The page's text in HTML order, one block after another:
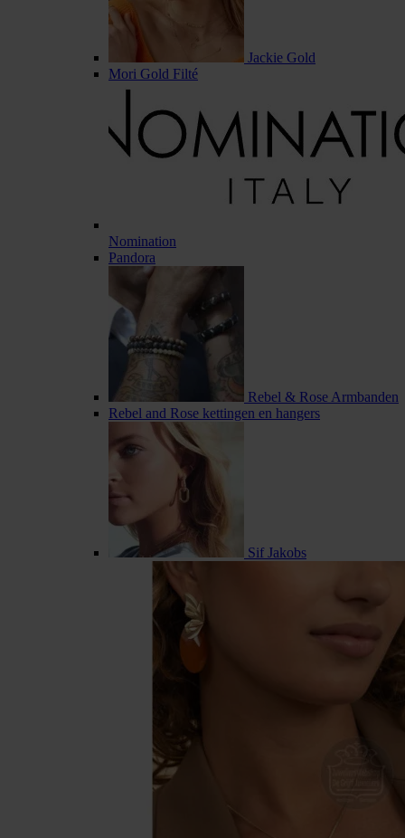
Jackie Gold
Mori Gold Filté
Nomination
Pandora
Rebel & Rose Armbanden
Rebel and Rose kettingen en hangers
Sif Jakobs